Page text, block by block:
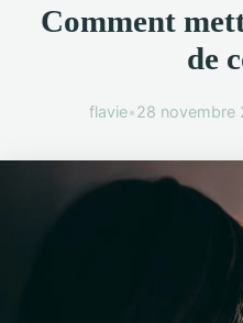
Comment
de
flavie•28 novembre